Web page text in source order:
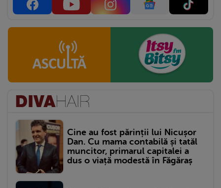
Cine au fost părinții lui Nicușor
Dan. Cu mama contabilă și tatăl
muncitor, primarul capitalei a
dus o viață modestă în Făgăraș